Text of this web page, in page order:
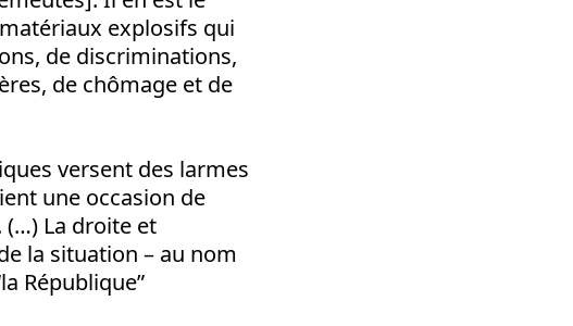
explosifs qui
de discriminations,
de chômage et de
versent des larmes
une occasion de
(…) La droite et
la situation – au nom
République”